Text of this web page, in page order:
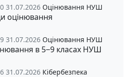
31.07.2026 Оцінювання НУШ
оцінювання
31.07.2026 Оцінювання НУШ
в 5‒9 класах НУШ
31.07.2026 Кібербезпека